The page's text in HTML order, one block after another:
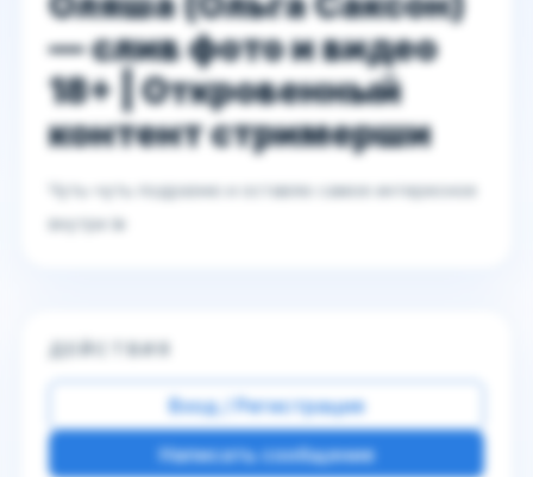
— слив фото и видео
18+ | Откровенный
контент стримерши
Чуть-чуть подразню и оставлю самое интересное
внутри 💫
ДЕЙСТВИЯ
Вход / Регистрация
Написать сообщение